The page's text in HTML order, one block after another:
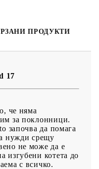
ПРОДУКТИ
17
че няма
за поклонници.
започва да помага
нужди срещу
не може да е
изгубени котета до
с всичко.